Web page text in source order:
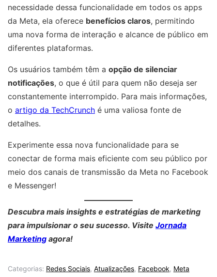
necessidade dessa funcionalidade em todos os apps
da Meta, ela oferece benefícios claros, permitindo
uma nova forma de interação e alcance de público em
diferentes plataformas.
Os usuários também têm a opção de silenciar
notificações, o que é útil para quem não deseja ser
constantemente interrompido. Para mais informações,
o artigo da TechCrunch é uma valiosa fonte de
detalhes.
Experimente essa nova funcionalidade para se
conectar de forma mais eficiente com seu público por
meio dos canais de transmissão da Meta no Facebook
e Messenger!
Descubra mais insights e estratégias de marketing
para impulsionar o seu sucesso. Visite Jornada
Marketing agora!
Categorias: Redes Sociais, Atualizações, Facebook, Meta